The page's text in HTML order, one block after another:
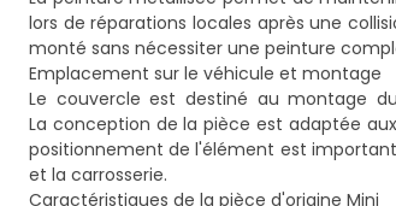
lors de réparations locales après une
monté sans nécessiter une peinture
Emplacement sur le véhicule et montage
Le couvercle est destiné au montage du
La conception de la pièce est adaptée
positionnement de l'élément est
et la carrosserie.
Caractéristiques de la pièce d'origine Mini